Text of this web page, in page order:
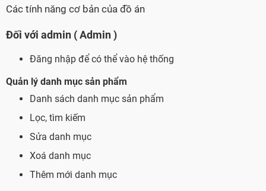
Các tính năng cơ bản của đồ án
Đối với admin ( Admin )
Đăng nhập để có thể vào hệ thống
Quản lý danh mục sản phẩm
Danh sách danh mục sản phẩm
Lọc, tìm kiếm
Sửa danh mục
Xoá danh mục
Thêm mới danh mục